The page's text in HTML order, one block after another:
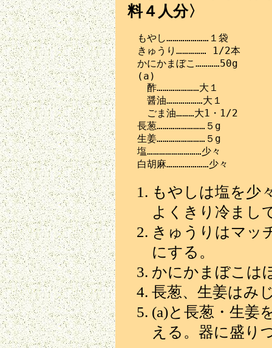
料４人分〉
もやし…………………１袋
きゅうり…………… 1/2本
かにかまぼこ…………50g
(a)
酢…………………大１
醤油………………大１
ごま油………大1・1/2
長葱……………………５g
生姜……………………５g
塩………………………少々
もやしは塩を少
よくきり冷まし
きゅうりはマッ
にする。
かにかまぼこは
長葱、生姜はみ
(a)と長葱・生姜
える。器に盛り